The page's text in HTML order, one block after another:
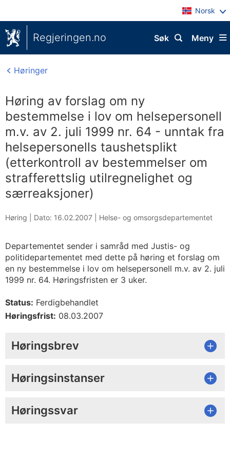
Norsk
Regjeringen.no Meny
Søk
Høringer
Høring av forslag om ny
bestemmelse i lov om helsepersonell
m.v. av 2. juli 1999 nr. 64 - unntak fra
helsepersonells taushetsplikt
(etterkontroll av bestemmelser om
strafferettslig utilregnelighet og
særreaksjoner)
Høring | Dato: 16.02.2007 Helse- og omsorgsdepartementet
Departementet sender i samråd med Justis- og
politidepartementet med dette på høring et forslag om
en ny bestemmelse i lov om helsepersonell m.v. av 2. juli
1999 nr. 64. Høringsfristen er 3 uker.
Status: Ferdigbehandlet
Høringsfrist: 08.03.2007
Høringsbrev
Høringsinstanser
Høringssvar